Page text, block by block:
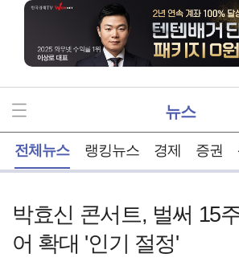
뉴스
전체뉴스 랭킹뉴스 경제 증권
박효신 콘서트, 벌써 15
어 확대 '인기 절정'